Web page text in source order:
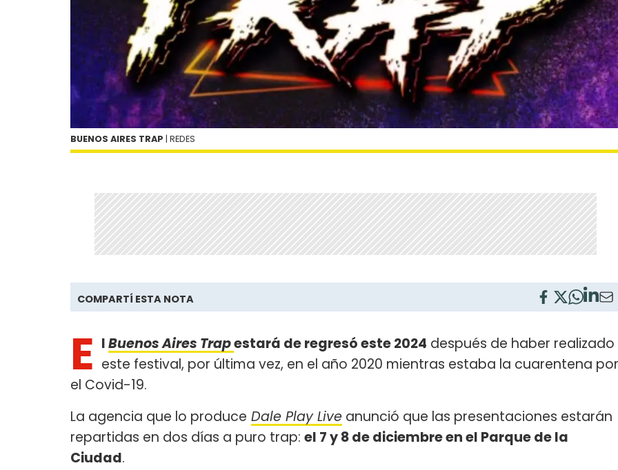
BUENOS AIRES TRAP | REDES
COMPARTÍ ESTA NOTA
E lBuenos Aires Trapestará de regresó este 2024 después de haber realizado
este festival, por última vez, en el año 2020 mientras estaba la cuarentena por
el Covid-19.
La agencia que lo produce Dale Play Live anunció que las presentaciones estarán
repartidas en dos días a puro trap: el 7 y 8 de diciembre en el Parque de la
Ciudad.